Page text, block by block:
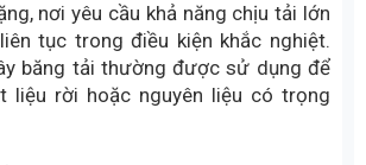
nơi yêu cầu khả năng chịu tải lớn
tục trong điều kiện khắc nghiệt.
băng tải thường được sử dụng để
liệu rời hoặc nguyên liệu có trọng